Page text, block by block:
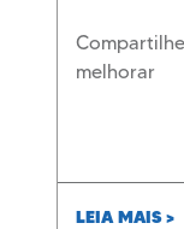
melhorar
LEIA MAIS >